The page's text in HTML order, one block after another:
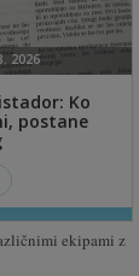
ekipami z